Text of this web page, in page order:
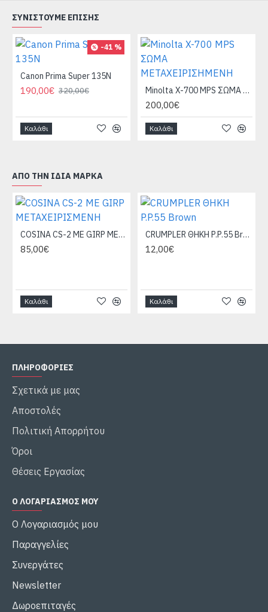
ΣΥΝΙΣΤΟΎΜΕ ΕΠΊΣΗΣ
-41 %
Canon Prima Super 135N
190,00€ 320,00€
Καλάθι
Minolta X-700 MPS ΣΩΜΑ ΜΕΤΑΧΕΙΡΙΣΗΜΕΝΗ
200,00€
Καλάθι
ΑΠΌ ΤΗΝ ΊΔΙΑ ΜΆΡΚΑ
COSINA CS-2 ME GIRP ΜΕΤΑΧΕΙΡΙΣΜΕΝΗ
85,00€
Καλάθι
CRUMPLER ΘΗΚΗ P.P.55 Brown
12,00€
Καλάθι
ΠΛΗΡΟΦΟΡΙΕΣ
Σχετικά με μας
Αποστολές
Πολιτική Απορρήτου
Όροι
Θέσεις Εργασίας
Ο ΛΟΓΑΡΙΑΣΜΌΣ ΜΟΥ
Ο Λογαριασμός μου
Παραγγελίες
Συνεργάτες
Newsletter
Δωροεπιταγές